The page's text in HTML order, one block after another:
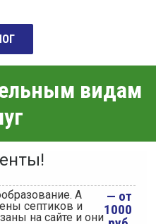
видам
А
септиков и
на сайте и они
— от
1000